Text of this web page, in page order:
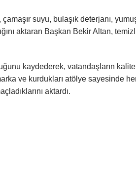
suyu, bulaşık deterjanı,
aktaran Başkan Bekir Altan,
kaydederek, vatandaşların
ve kurdukları atölye sayesinde
aktardı.